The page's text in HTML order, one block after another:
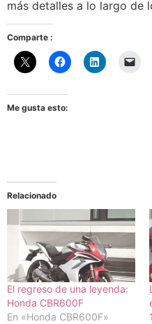
más detalles a lo largo de
Comparte :
Me gusta esto:
Relacionado
El regreso de una leyenda:
Honda CBR600F
En «Honda CBR600F»